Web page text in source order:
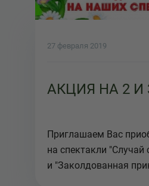
27 февраля 2019
АКЦИЯ НА 2 И
Приглашаем Вас
на спектакли "Случай
и "Заколдованная